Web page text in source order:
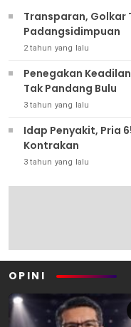
Transparan, Golkar
Padangsidimpuan
2 tahun yang lalu
Penegakan
Tak Pandang Bulu
3 tahun yang lalu
Idap Penyakit, Pria
Kontrakan
3 tahun yang lalu
OPINI